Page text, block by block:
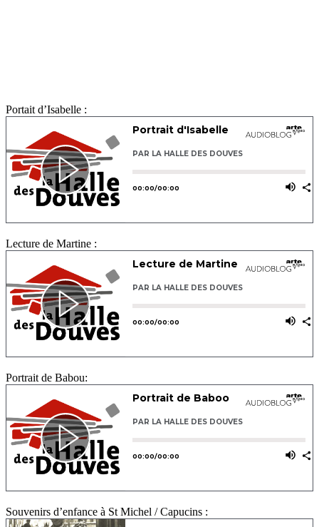
Portait d’Isabelle :
Lecture de Martine :
Portrait de Babou:
Souvenirs d’enfance à St Michel / Capucins :